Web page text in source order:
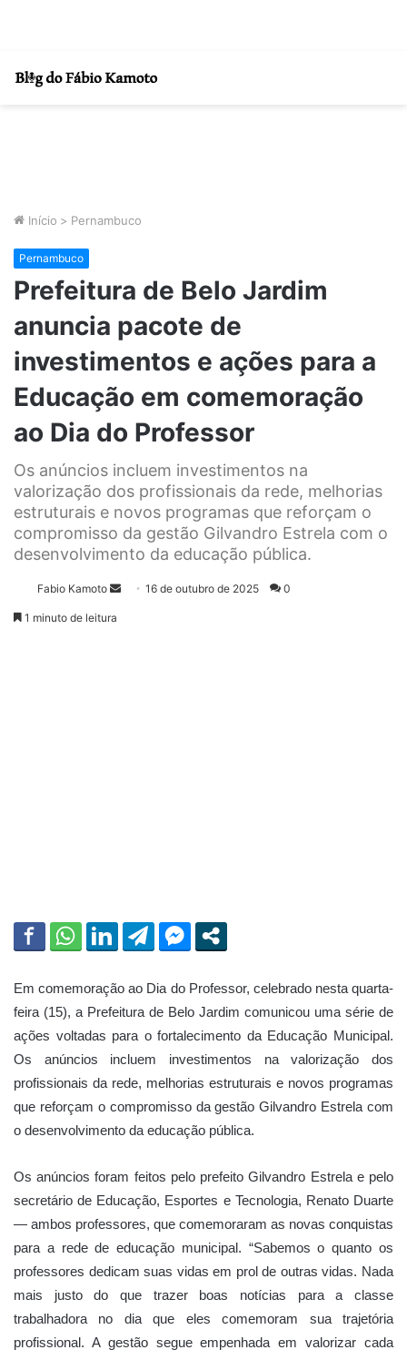
Início > Pernambuco
Pernambuco
Prefeitura de Belo Jardim
anuncia pacote de
investimentos e ações para a
Educação em comemoração
ao Dia do Professor
Os anúncios incluem investimentos na
valorização dos profissionais da rede, melhorias
estruturais e novos programas que reforçam o
compromisso da gestão Gilvandro Estrela com o
desenvolvimento da educação pública.
Fabio Kamoto 16 de outubro de 2025 0
1 minuto de leitura
Em comemoração ao Dia do Professor, celebrado nesta quarta-
feira (15), a Prefeitura de Belo Jardim comunicou uma série de
ações voltadas para o fortalecimento da Educação Municipal.
Os anúncios incluem investimentos na valorização dos
profissionais da rede, melhorias estruturais e novos programas
que reforçam o compromisso da gestão Gilvandro Estrela com
o desenvolvimento da educação pública.
Os anúncios foram feitos pelo prefeito Gilvandro Estrela e pelo
secretário de Educação, Esportes e Tecnologia, Renato Duarte
— ambos professores, que comemoraram as novas conquistas
para a rede de educação municipal. “Sabemos o quanto os
professores dedicam suas vidas em prol de outras vidas. Nada
mais justo do que trazer boas notícias para a classe
trabalhadora no dia que eles comemoram sua trajetória
profissional. A gestão segue empenhada em valorizar cada